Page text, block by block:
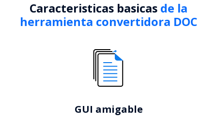
Caracteristicas basicas de la
herramienta convertidora DOC
GUI amigable